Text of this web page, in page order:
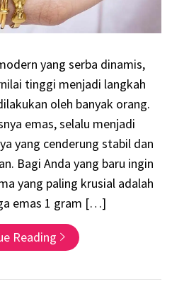
yang serba dinamis,
tinggi menjadi langkah
oleh banyak orang.
emas, selalu menjadi
yang cenderung stabil dan
Bagi Anda yang baru ingin
yang paling krusial adalah
emas 1 gram […]
Reading